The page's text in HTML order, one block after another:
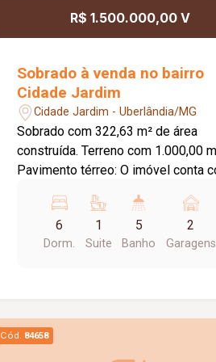
R$ 1.500.000,00 V
Sobrado à venda no bairro
Cidade Jardim
Cidade Jardim - Uberlândia/MG
Sobrado com 322,63 m² de área
construída. Terreno com 1.000,00 m².
Pavimento térreo: O imóvel conta com:
Escritório; Cozinha; Lavanderia;
Despensa; Banheiro de serviço;
Piscina; Varanda com 01 quarto e 02
sendo 01 suíte; Banheiro social;
Diferenciais: Toda murada; Portões
6
Dorm.
1
Suite
5
Banho
2
Garagens
Cód. 84658